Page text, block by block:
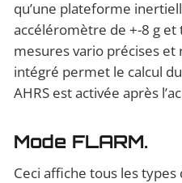
qu’une plateforme
accéléromètre de +-8 g
mesures vario précises et
intégré permet le calcul
AHRS est activée après
Mode FLARM.
Ceci affiche tous les types